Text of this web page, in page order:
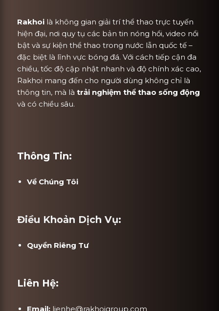
Rakhoi là không gian giải trí thể thao trực tuyến
hiện đại, nơi quy tụ các bản tin nóng hổi, video nổi
bật và sự kiện thể thao trong nước lẫn quốc tế –
đặc biệt là lĩnh vực bóng đá. Với cách tiếp cận đa
chiều, tốc độ cập nhật nhanh và độ chính xác cao,
Rakhoi mang đến cho người dùng không chỉ là
thông tin, mà là trải nghiệm thể thao sống động
và có chiều sâu.
Thông Tin:
Về Chúng Tôi
Điều Khoản Dịch Vụ:
Quyền Riêng Tư
Liên Hệ:
Email: lienhe@rakhoigroup.com